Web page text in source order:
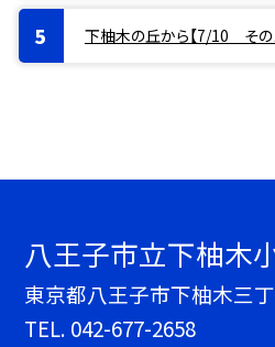
下柚木の丘から【7/10 その
八王子市立下柚木
東京都八王子市下柚木三
TEL. 042-677-2658